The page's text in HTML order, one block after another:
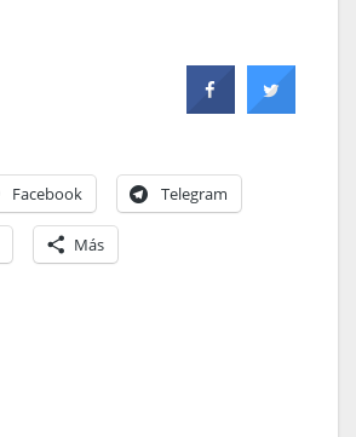
Facebook Telegram
Más